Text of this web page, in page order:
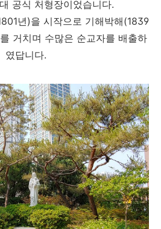
공식 처형장이었습니다.
년)을 시작으로 기해박해(1839
거치며 수많은 순교자를 배출하
였답니다.